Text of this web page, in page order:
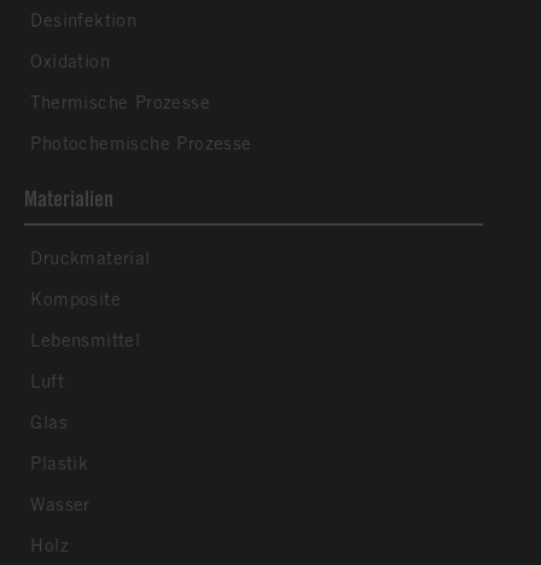
Desinfektion
Oxidation
Thermische Prozesse
Photochemische Prozesse
Materialien
Druckmaterial
Komposite
Lebensmittel
Luft
Glas
Plastik
Wasser
Holz